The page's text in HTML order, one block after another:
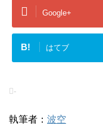
Google+
B! はてブ
-
執筆者： 波空